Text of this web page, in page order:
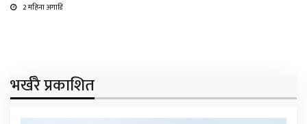
2 महिना अगाडि
भर्खरै प्रकाशित